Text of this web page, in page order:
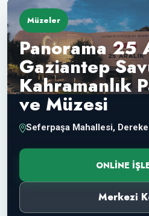
Müzeler
Panorama 25
Gaziantep
Kahramanlık
ve Müzesi
Seferpaşa Mahallesi,
ONLINE
Merkezi